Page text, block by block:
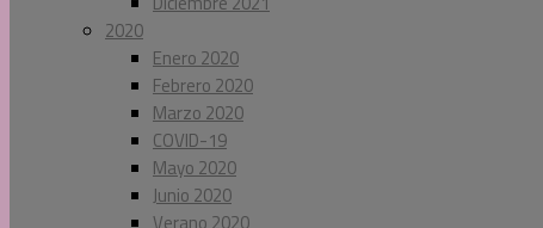
2020
Enero 2020
Febrero 2020
Marzo 2020
COVID-19
Mayo 2020
Junio 2020